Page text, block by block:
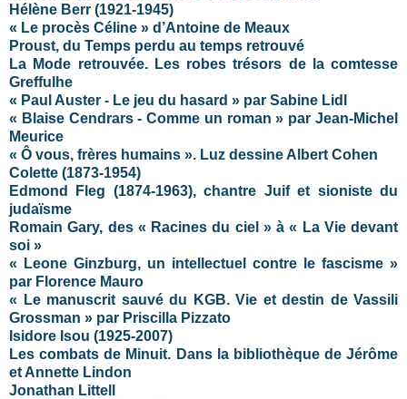
Hélène Berr (1921-1945)
« Le procès Céline » d’Antoine de Meaux
Proust, du Temps perdu au temps retrouvé
La Mode retrouvée. Les robes trésors de la comtesse
Greffulhe
« Paul Auster - Le jeu du hasard » par Sabine Lidl
« Blaise Cendrars - Comme un roman » par Jean-Michel
Meurice
« Ô vous, frères humains ». Luz dessine Albert Cohen
Colette (1873-1954)
Edmond Fleg (1874-1963), chantre Juif et sioniste du
judaïsme
Romain Gary, des « Racines du ciel » à « La Vie devant
soi »
« Leone Ginzburg, un intellectuel contre le fascisme »
par Florence Mauro
« Le manuscrit sauvé du KGB. Vie et destin de Vassili
Grossman » par Priscilla Pizzato
Isidore Isou (1925-2007)
Les combats de Minuit. Dans la bibliothèque de Jérôme
et Annette Lindon
Jonathan Littell